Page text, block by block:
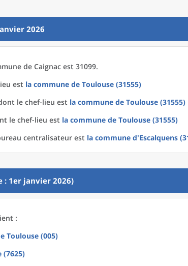
2026
de Caignac est 31099.
est la commune de Toulouse (31555)
le chef-lieu est la commune de Toulouse (31555)
le chef-lieu est la commune de Toulouse (31555)
centralisateur est la commune d'Escalquens
: 1er janvier 2026)
:
Toulouse (005)
(7625)